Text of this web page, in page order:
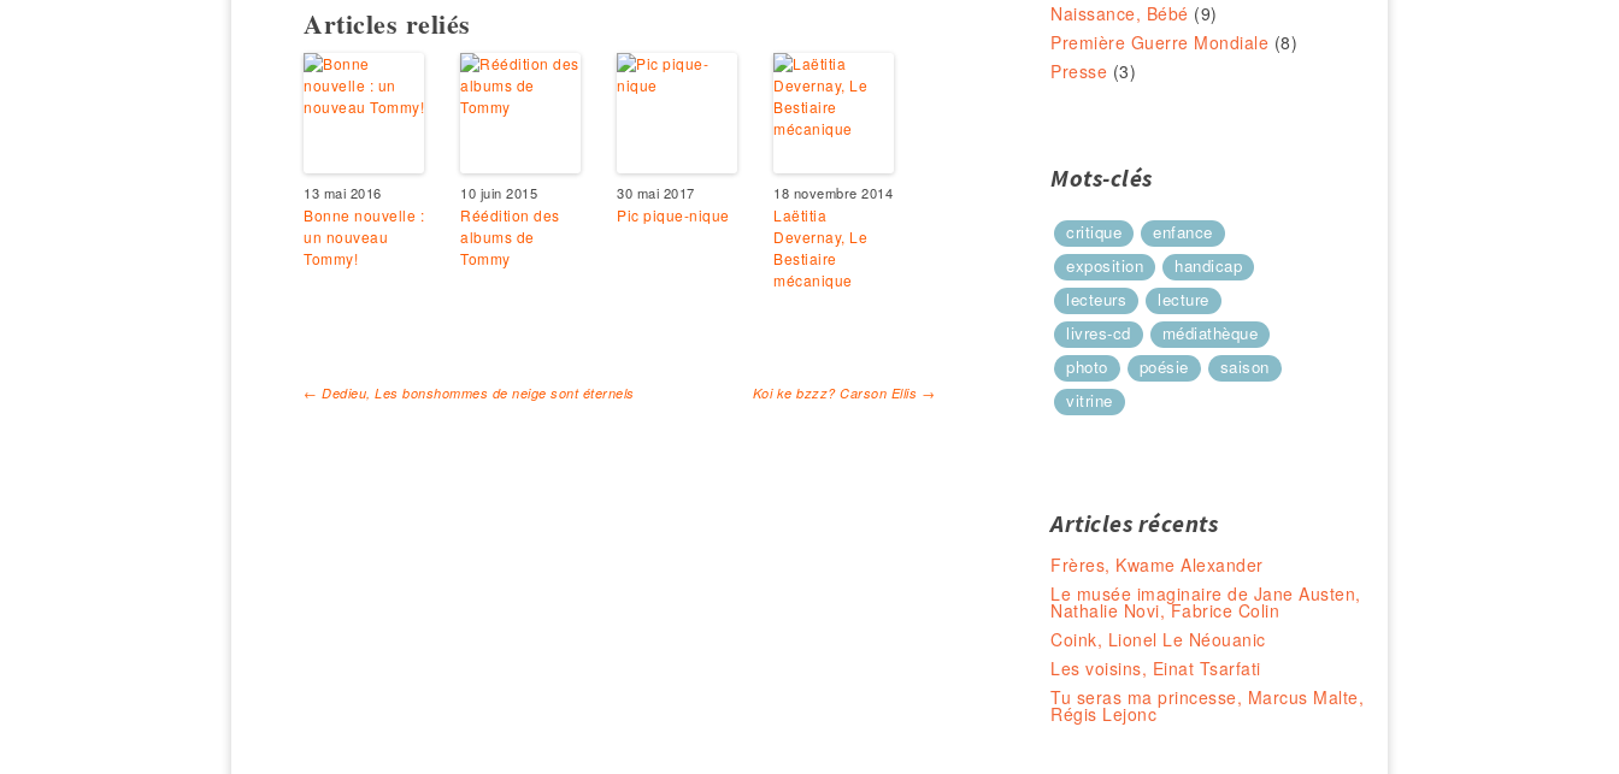
Articles reliés
13 mai 2016
Bonne nouvelle :
un nouveau
Tommy!
10 juin 2015
Réédition des
albums de
Tommy
30 mai 2017
Pic pique-nique
18 novembre 2014
Laëtitia
Devernay, Le
Bestiaire
mécanique
← Dedieu, Les bonshommes de neige sont éternels Koi ke bzzz? Carson Ellis →
Naissance, Bébé (9)
Première Guerre Mondiale (8)
Presse (3)
Mots-clés
critique
enfance
exposition
handicap
lecteurs
lecture
livres-cd
médiathèque
photo
poésie
saison
vitrine
Articles récents
Frères, Kwame Alexander
Le musée imaginaire de Jane Austen,
Nathalie Novi, Fabrice Colin
Coink, Lionel Le Néouanic
Les voisins, Einat Tsarfati
Tu seras ma princesse, Marcus Malte,
Régis Lejonc